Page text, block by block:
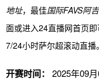
地址，最佳国际FAVS阿
面或进入24直播网首页
7/24小时萨尔超滚动直播。
开赛时间： 2025年09